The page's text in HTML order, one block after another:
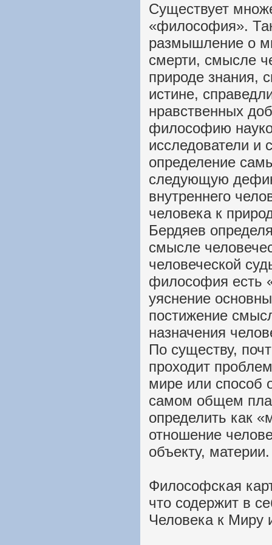
Существует
«философия».
размышление о
смерти, смысле
природе знания,
истине,
нравственных
философию
исследователи и
определение
следующую
внутреннего
человека к
Бердяев
смысле
человеческой
философия есть
уяснение
постижение
назначения
По существу,
проходит
мире или способ
самом общем
определить как
отношение
объекту, материи.
Философская
что содержит в
Человека к Миру